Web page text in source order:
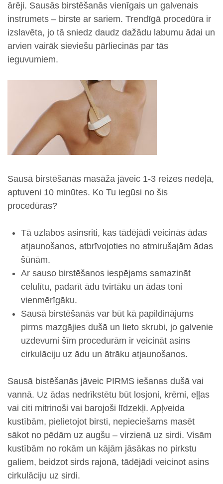
ārēji. Sausās birstēšanās vienīgais un galvenais
instrumets – birste ar sariem. Trendīgā procedūra ir
izslavēta, jo tā sniedz daudz dažādu labumu ādai un
arvien vairāk sieviešu pārliecinās par tās
ieguvumiem.
Sausā birstēšanās masāža jāveic 1-3 reizes nedēļā,
aptuveni 10 minūtes. Ko Tu iegūsi no šis
procedūras?
Tā uzlabos asinsriti, kas tādējādi veicinās ādas
atjaunošanos, atbrīvojoties no atmirušajām ādas
šūnām.
Ar sauso birstēšanos iespējams samazināt
celulītu, padarīt ādu tvirtāku un ādas toni
vienmērīgāku.
Sausā birstēšanās var būt kā papildinājums
pirms mazgājies dušā un lieto skrubi, jo galvenie
uzdevumi šīm procedurām ir veicināt asins
cirkulāciju uz ādu un ātrāku atjaunošanos.
Sausā bistēšanās jāveic PIRMS iešanas dušā vai
vannā. Uz ādas nedrīkstētu būt losjoni, krēmi, eļļas
vai citi mitrinoši vai barojoši līdzekļi. Apļveida
kustībām, pielietojot birsti, nepieciešams masēt
sākot no pēdām uz augšu – virzienā uz sirdi. Visām
kustībām no rokām un kājām jāsākas no pirkstu
galiem, beidzot sirds rajonā, tādējādi veicinot asins
cirkulāciju uz sirdi.